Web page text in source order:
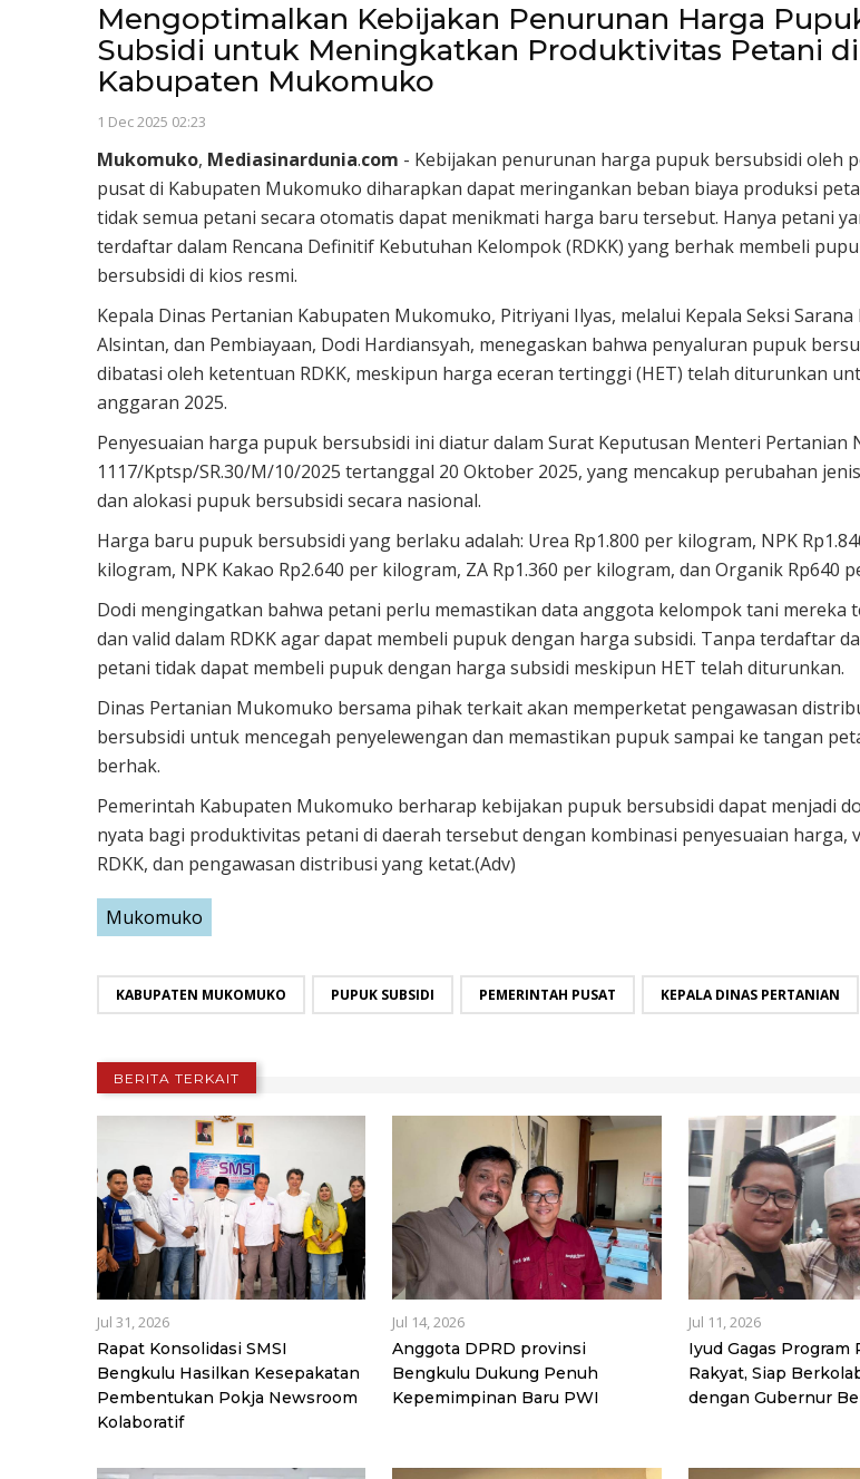
Mengoptimalkan Kebijakan Penurunan Harga
Subsidi untuk Meningkatkan Produktivitas Petani di
Kabupaten Mukomuko
1 Dec 2025 02:23
Mukomuko, Mediasinardunia.com - Kebijakan penurunan harga pupuk bersubsidi oleh
pusat di Kabupaten Mukomuko diharapkan dapat meringankan beban biaya produksi
tidak semua petani secara otomatis dapat menikmati harga baru tersebut. Hanya petani
terdaftar dalam Rencana Definitif Kebutuhan Kelompok (RDKK) yang berhak membeli
bersubsidi di kios resmi.
Kepala Dinas Pertanian Kabupaten Mukomuko, Pitriyani Ilyas, melalui Kepala Seksi Sarana
Alsintan, dan Pembiayaan, Dodi Hardiansyah, menegaskan bahwa penyaluran pupuk
dibatasi oleh ketentuan RDKK, meskipun harga eceran tertinggi (HET) telah diturunkan
anggaran 2025.
Penyesuaian harga pupuk bersubsidi ini diatur dalam Surat Keputusan Menteri Pertanian
1117/Kptsp/SR.30/M/10/2025 tertanggal 20 Oktober 2025, yang mencakup perubahan
dan alokasi pupuk bersubsidi secara nasional.
Harga baru pupuk bersubsidi yang berlaku adalah: Urea Rp1.800 per kilogram, NPK
kilogram, NPK Kakao Rp2.640 per kilogram, ZA Rp1.360 per kilogram, dan Organik Rp640
Dodi mengingatkan bahwa petani perlu memastikan data anggota kelompok tani mereka
dan valid dalam RDKK agar dapat membeli pupuk dengan harga subsidi. Tanpa terdaftar
petani tidak dapat membeli pupuk dengan harga subsidi meskipun HET telah diturunkan.
Dinas Pertanian Mukomuko bersama pihak terkait akan memperketat pengawasan
bersubsidi untuk mencegah penyelewengan dan memastikan pupuk sampai ke tangan
berhak.
Pemerintah Kabupaten Mukomuko berharap kebijakan pupuk bersubsidi dapat menjadi
nyata bagi produktivitas petani di daerah tersebut dengan kombinasi penyesuaian harga,
RDKK, dan pengawasan distribusi yang ketat.(Adv)
Mukomuko
KABUPATEN MUKOMUKO PUPUK SUBSIDI PEMERINTAH PUSAT KEPALA DINAS PERTANIAN
BERITA TERKAIT
Jul 31, 2026
Rapat Konsolidasi SMSI
Bengkulu Hasilkan Kesepakatan
Pembentukan Pokja Newsroom
Kolaboratif
Jul 14, 2026
Anggota DPRD provinsi
Bengkulu Dukung Penuh
Kepemimpinan Baru PWI
Jul 11, 2026
Iyud Gagas Program
Rakyat, Siap
dengan Gubernur